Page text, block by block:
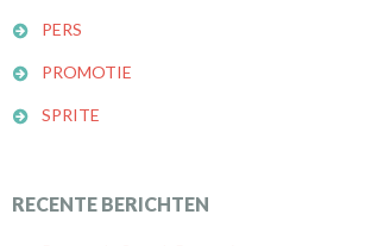
PERS
PROMOTIE
SPRITE
RECENTE BERICHTEN